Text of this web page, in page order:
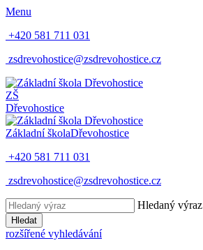
Menu
+420 581 711 031
zsdrevohostice@zsdrevohostice.cz
ZŠ
Dřevohostice
Základní školaDřevohostice
+420 581 711 031
zsdrevohostice@zsdrevohostice.cz
Hledaný výraz
Hledat
rozšířené vyhledávání